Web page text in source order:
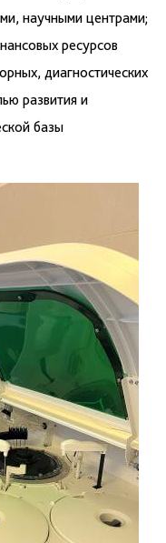
научными центрами;
ресурсов
диагностических
развития и
базы